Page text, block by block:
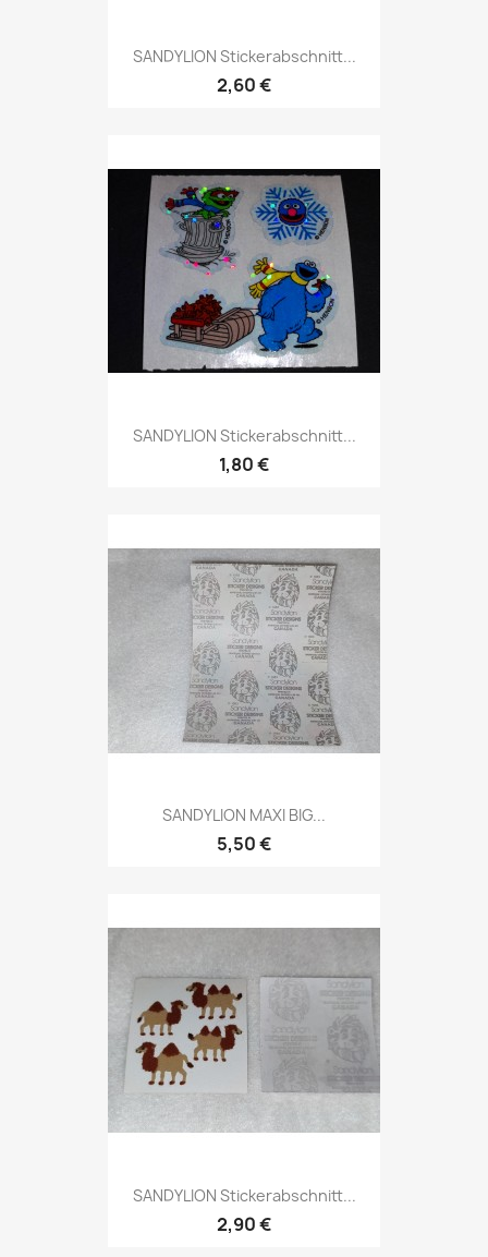
SANDYLION Stickerabschnitt...
2,60 €
SANDYLION Stickerabschnitt...
1,80 €
SANDYLION MAXI BIG...
5,50 €
SANDYLION Stickerabschnitt...
2,90 €